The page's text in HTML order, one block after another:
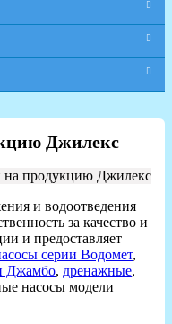
Джилекс
на продукцию Джилекс
и водоотведения
за качество и
и предоставляет
серии Водомет,
Джамбо, дренажные,
насосы модели